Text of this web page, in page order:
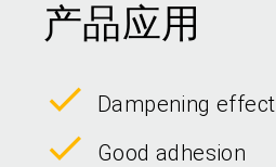
产品应用
Dampening effect
Good adhesion